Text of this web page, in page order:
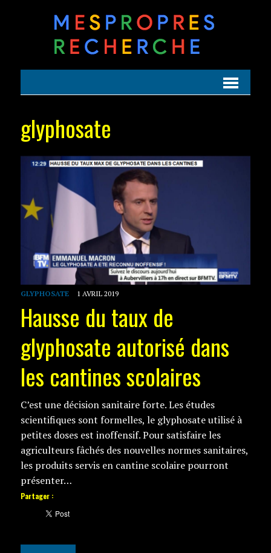
glyphosate
GLYPHOSATE 1 AVRIL 2019
Hausse du taux de
glyphosate autorisé dans
les cantines scolaires
C’est une décision sanitaire forte. Les études
scientifiques sont formelles, le glyphosate utilisé à
petites doses est inoffensif. Pour satisfaire les
agriculteurs fâchés des nouvelles normes sanitaires,
les produits servis en cantine scolaire pourront
présenter…
Partager :